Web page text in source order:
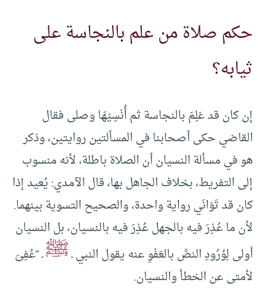
حكم صلاة من علم بالنجاسة على
ثيابه؟
إن كان قد عَلِمَ بالنجاسة ثم أُنْسِيَهَا وصلى فقال
القاضي حكى أصحابنا في المسألتين روايتين، وذكر
هو في مسألة النسيان أن الصلاة باطلة، لأنه منسوب
إلى التفريط، بخلاف الجاهل بها، قال الآمدي: يُعيد إذا
كان قد تَوَانَي رواية واحدة، والصحيح التسوية بينهما.
لأن ما عُذِرَ فيه بالجهل عُذِرَ فيه بالنسيان، بل النسيان
أولى لِوُرُودِ النصِّ بالعَفْوِ عنه يقول النبي ـﷺـ “عُفِىَ
لأمتى عن الخطأ والنسيان.